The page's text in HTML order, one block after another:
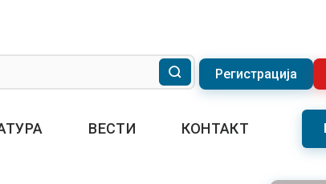
Регистрација
ВЕСТИ КОНТАКТ